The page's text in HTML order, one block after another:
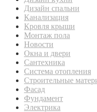
Дизайн спальни
Канализация
Кровля крыши
Монтаж пола
Новости
Окна и двери
Сантехника
Система отопления
Строительные
Фасад
Фундамент
Электрика